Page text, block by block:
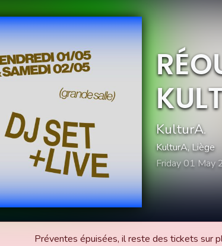
KulturA.
KulturA, Liège
Friday 01 May
Préventes épuisées, il reste des tickets sur